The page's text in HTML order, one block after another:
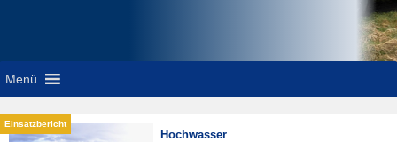
Menü
Hochwasser